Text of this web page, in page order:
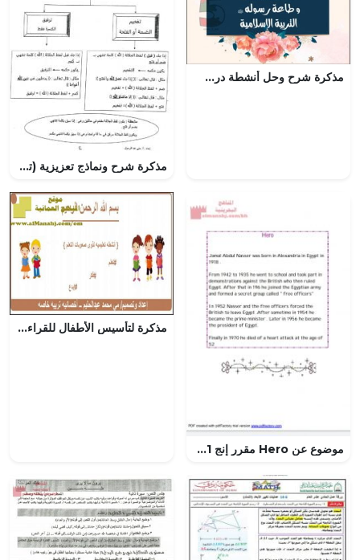
مذكرة شرح وحل أنشطة درس طاعة الله تعالى وطاعة رسوله(ص) (تربية اسلامية) الخامس
مذكرة شرح ونماذج تعزيزية (تربية اسلامية) الرابع
موضوع عن Hero مقرر إنج 101 (لغة انجليزية) الأول الثانوي
مذكرة لتأسيس الأطفال للقراءة والكتابة (لغة عربية) الأول